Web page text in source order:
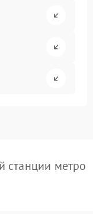
станции метро